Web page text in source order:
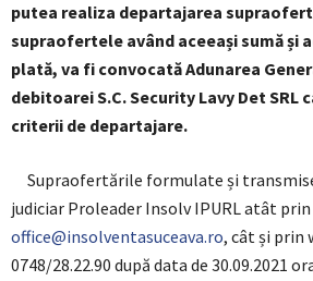
putea realiza departajarea
supraofertele având aceeași sumă și
plată, va fi convocată Adunarea
debitoarei S.C. Security Lavy Det SRL
criterii de departajare.
Supraofertările formulate și
judiciar Proleader Insolv IPURL atât
office@insolventasuceava.ro, cât și prin
0748/28.22.90 după data de 30.09.2021